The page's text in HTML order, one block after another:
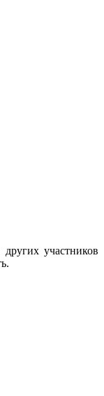
участников